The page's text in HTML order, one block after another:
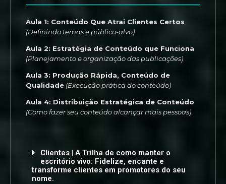
Aula 1: Conteúdo Que Atrai Clientes Certos
(Definindo temas e público-alvo)
Aula 2: Estratégia de Conteúdo que Funciona
(Planejamento e organização das publicações)
Aula 3: Produção Rápida, Conteúdo de
Qualidade (Execução prática do conteúdo)
Aula 4: Distribuição Estratégica de Conteúdo
(Como fazer seu conteúdo alcançar mais pessoas)
Clientes | A Trilha de como manter o
escritório vivo: Fidelize, encante e
transforme clientes em promotores do seu
nome.